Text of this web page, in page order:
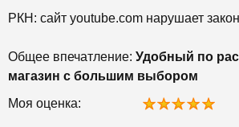
РКН: сайт youtube.com нарушает
Общее впечатление: Удобный по
магазин с большим выбором
Моя оценка: